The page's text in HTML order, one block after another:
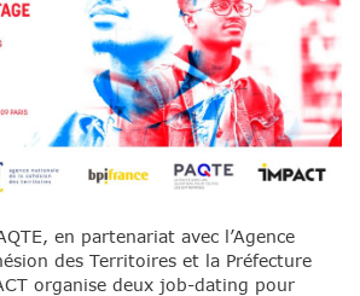
en partenariat avec l’Agence
des Territoires et la Préfecture
organise deux job-dating pour